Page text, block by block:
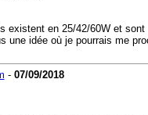
existent en 25/42/60W et
idée où je pourrais me
- 07/09/2018